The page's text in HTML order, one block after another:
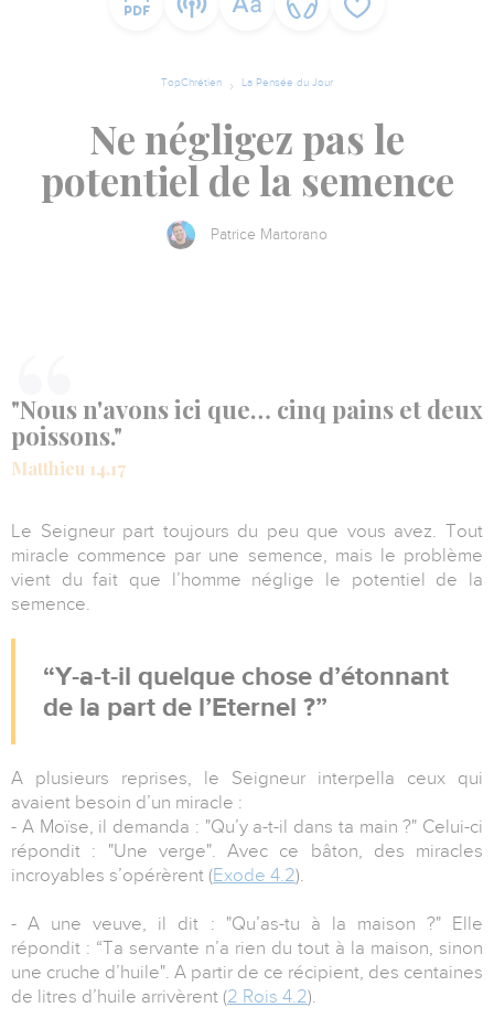
TopChrétien La Pensée du Jour
Ne négligez pas le
potentiel de la semence
Patrice Martorano
"Nous n'avons ici que… cinq pains et deux
poissons."
Matthieu 14.17
Le Seigneur part toujours du peu que vous avez. Tout
miracle commence par une semence, mais le problème
vient du fait que l’homme néglige le potentiel de la
semence.
Y-a-t-il quelque chose d’étonnant
de la part de l’Eternel ?
A plusieurs reprises, le Seigneur interpella ceux qui
avaient besoin d’un miracle :
- A Moïse, il demanda : "Qu’y a-t-il dans ta main ?" Celui-ci
répondit : "Une verge". Avec ce bâton, des miracles
incroyables s’opérèrent (Exode 4.2).
- A une veuve, il dit : "Qu’as-tu à la maison ?" Elle
répondit : “Ta servante n’a rien du tout à la maison, sinon
une cruche d’huile". A partir de ce récipient, des centaines
de litres d’huile arrivèrent (2 Rois 4.2).